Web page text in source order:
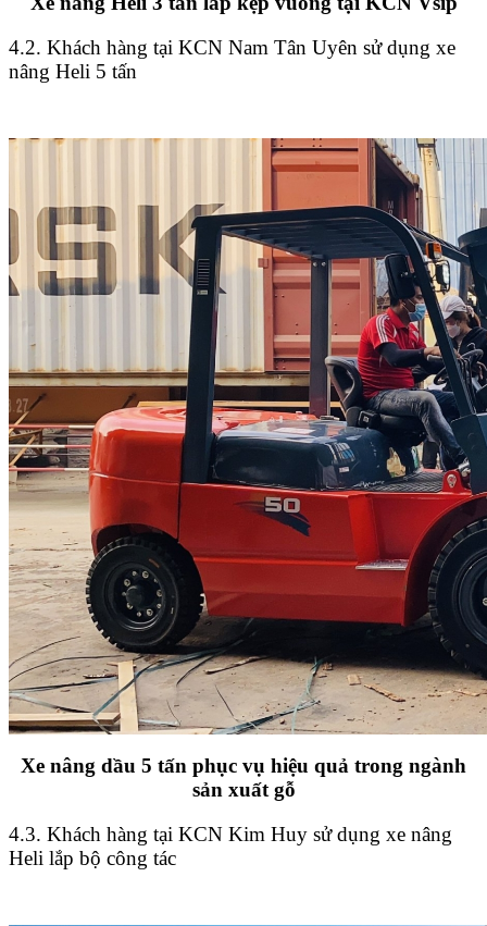
4.2. Khách hàng tại KCN Nam Tân Uyên sử dụng xe
nâng Heli 5 tấn
Xe nâng dầu 5 tấn phục vụ hiệu quả trong ngành
sản xuất gỗ
4.3. Khách hàng tại KCN Kim Huy sử dụng xe nâng
Heli lắp bộ công tác